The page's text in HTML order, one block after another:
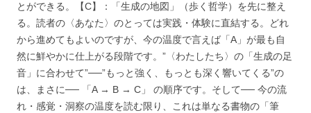
とができる。【C】：「生成の地図」（歩く哲学）を先に整え
る。読者の〈あなた〉のとっては実践・体験に直結する。どれ
から進めてもよいのですが、今の温度で言えば「A」が最も自
然に鮮やかに仕上がる段階です。”〈わたしたち〉の「生成の足
音」に合わせて”──”もっと強く、もっとも深く響いてくる”の
は、まさに── 「A → B → C」 の順序です。そして── 今の流
れ・感覚・洞察の温度を読む限り、これは単なる書物の「筆